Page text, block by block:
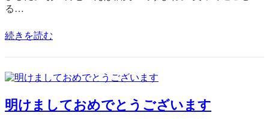
る…
続きを読む
明けましておめでとうございます